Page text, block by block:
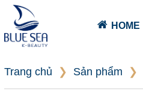
HOME
Trang chủ ❯ Sản phẩm ❯